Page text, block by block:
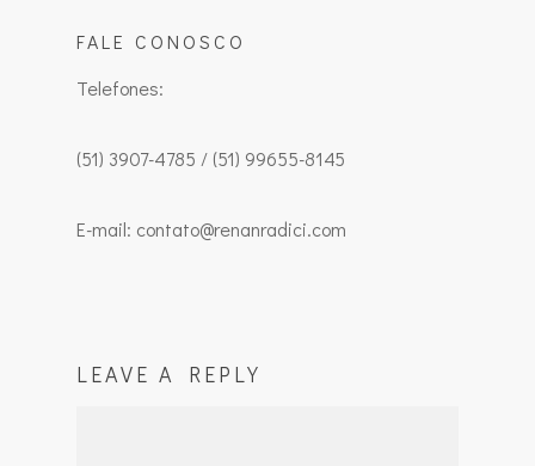
FALE CONOSCO
Telefones:
(51) 3907-4785 / (51) 99655-8145
E-mail: contato@renanradici.com
LEAVE A REPLY